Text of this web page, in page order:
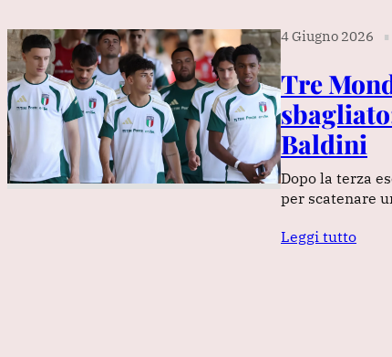
4 Giugno 2026 ∎
Tre
Baldini
Dopo la terza
per scatenare
Leggi tutto